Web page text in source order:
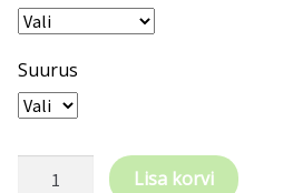
Suurus
SARA
Lisa korvi